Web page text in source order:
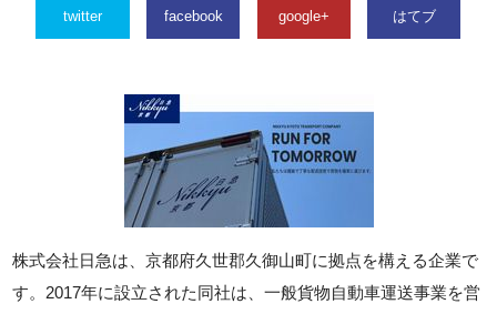
twitter facebook google+ はてブ
株式会社日急は、京都府久世郡久御山町に拠点を構える企業で
す。2017年に設立された同社は、一般貨物自動車運送事業を営